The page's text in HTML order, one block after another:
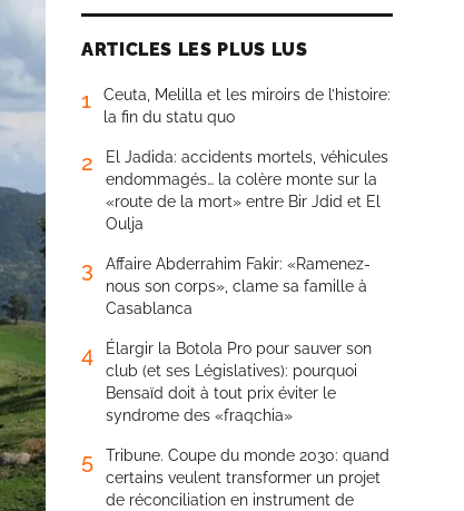
ARTICLES LES PLUS LUS
1
Ceuta, Melilla et les miroirs de l’histoire:
la fin du statu quo
2
El Jadida: accidents mortels, véhicules
endommagés… la colère monte sur la
«route de la mort» entre Bir Jdid et El
Oulja
3
Affaire Abderrahim Fakir: «Ramenez-
nous son corps», clame sa famille à
Casablanca
4
Élargir la Botola Pro pour sauver son
club (et ses Législatives): pourquoi
Bensaïd doit à tout prix éviter le
syndrome des «fraqchia»
5
Tribune. Coupe du monde 2030: quand
certains veulent transformer un projet
de réconciliation en instrument de